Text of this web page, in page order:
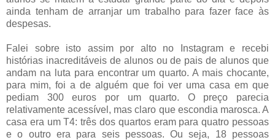
ainda tenham de arranjar um trabalho para fazer face às
despesas.
Falei sobre isto assim por alto no Instagram e recebi
histórias inacreditáveis de alunos ou de pais de alunos que
andam na luta para encontrar um quarto. A mais chocante,
para mim, foi a de alguém que foi ver uma casa em que
pediam 300 euros por um quarto. O preço parecia
relativamente acessível, mas claro que escondia marosca. A
casa era um T4: três dos quartos eram para quatro pessoas
e o outro era para seis pessoas. Ou seja, 18 pessoas